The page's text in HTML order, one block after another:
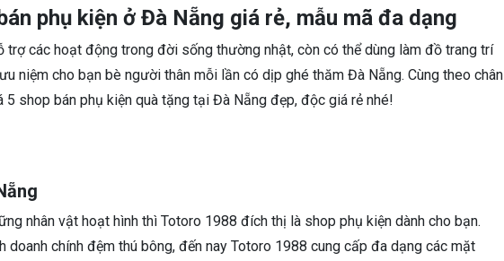
phụ kiện ở Đà Nẵng giá rẻ, mẫu mã đa dạng
trợ các hoạt động trong đời sống thường nhật, còn có thể dùng làm đồ trang trí
niệm cho bạn bè người thân mỗi lần có dịp ghé thăm Đà Nẵng. Cùng theo chân
5 shop bán phụ kiện quà tặng tại Đà Nẵng đẹp, độc giá rẻ nhé!
nhân vật hoạt hình thì Totoro 1988 đích thị là shop phụ kiện dành cho bạn.
doanh chính đệm thú bông, đến nay Totoro 1988 cung cấp đa dạng các mặt